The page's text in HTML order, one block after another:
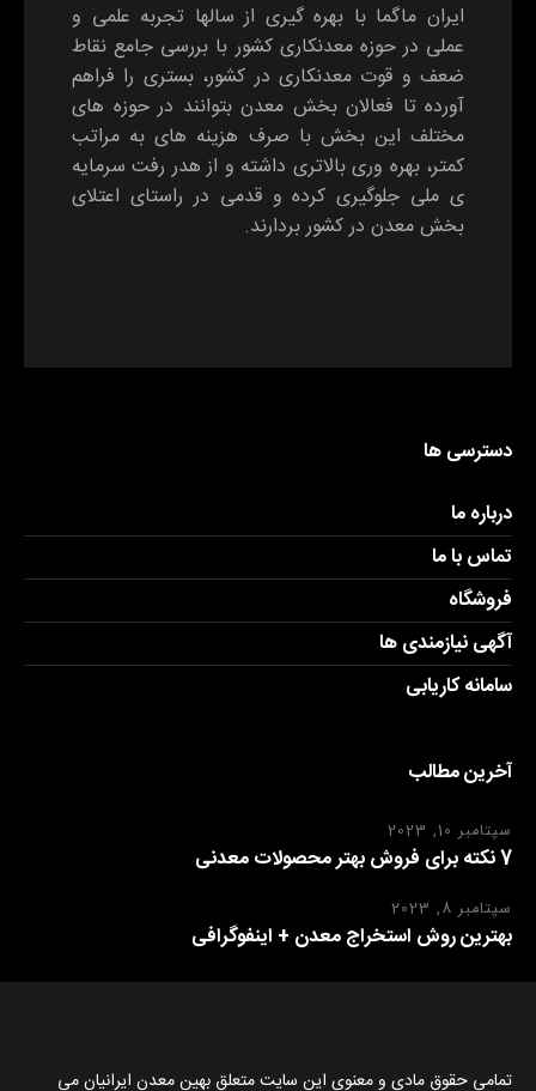
ایران ماگما با بهره گیری از سالها تجربه علمی و
عملی در حوزه معدنکاری کشور با بررسی جامع نقاط
ضعف و قوت معدنکاری در کشور، بستری را فراهم
آورده تا فعالان بخش معدن بتوانند در حوزه های
مختلف این بخش با صرف هزینه های به مراتب
کمتر، بهره وری بالاتری داشته و از هدر رفت سرمایه
ی ملی جلوگیری کرده و قدمی در راستای اعتلای
بخش معدن در کشور بردارند.
دسترسی ها
درباره ما
تماس با ما
فروشگاه
آگهی نیازمندی ها
سامانه کاریابی
آخرین مطالب
سپتامبر 10, 2023
7 نکته برای فروش بهتر محصولات معدنی
سپتامبر 8, 2023
بهترین روش استخراج معدن + اینفوگرافی
تمامی حقوق مادی و معنوی این سایت متعلق بهین معدن ایرانیان می